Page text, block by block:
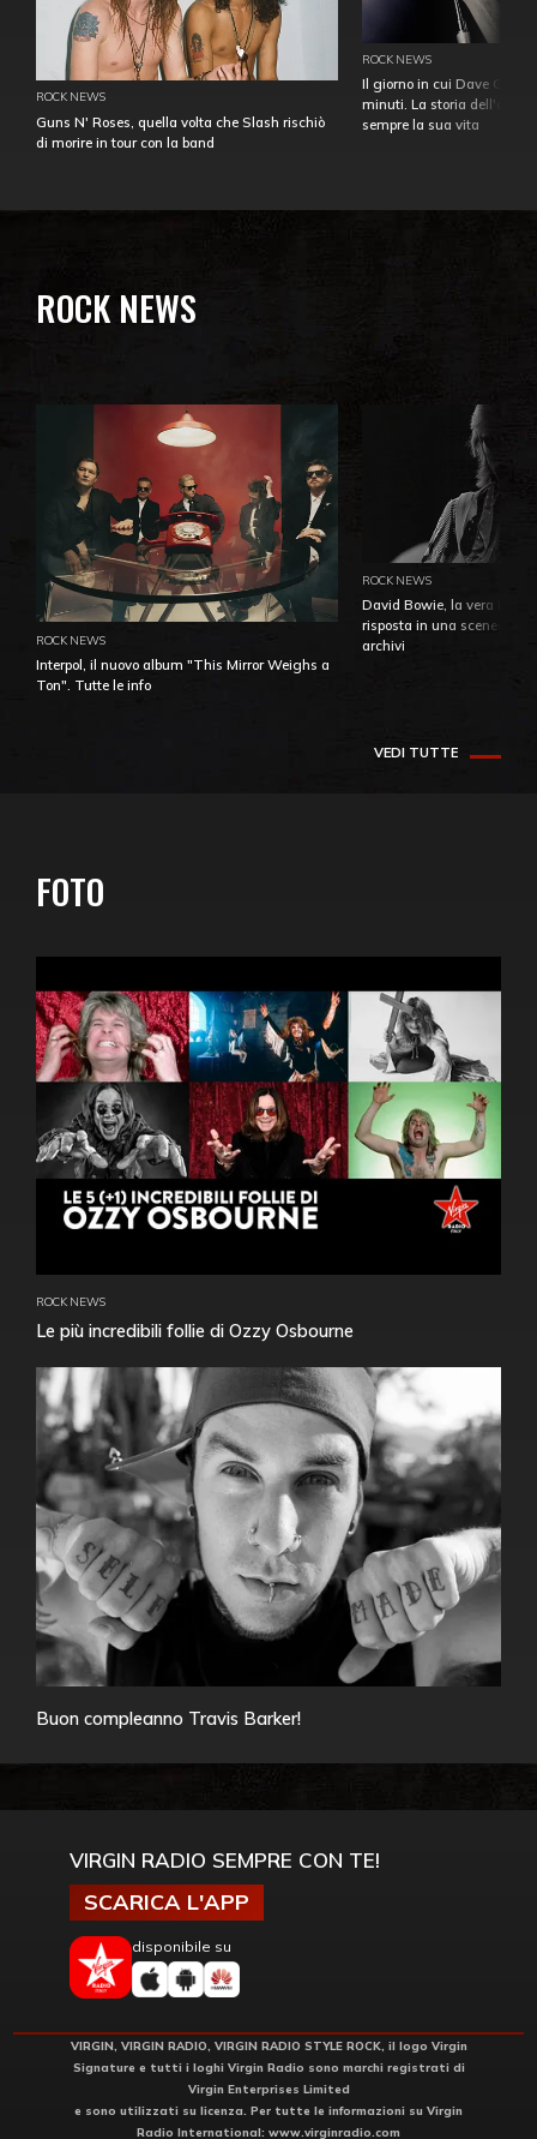
ROCK NEWS
Guns N' Roses, quella volta che Slash rischiò
di morire in tour con la band
ROCK NEWS
Il giorno in cui Dave
minuti. La storia
sempre la sua vita
ROCK NEWS
ROCK NEWS
Interpol, il nuovo album "This Mirror Weighs a
Ton". Tutte le info
ROCK NEWS
David Bowie, la vera
risposta in una
archivi
VEDI TUTTE
FOTO
ROCK NEWS
Le più incredibili follie di Ozzy Osbourne
Buon compleanno Travis Barker!
VIRGIN RADIO SEMPRE CON TE!
SCARICA L'APP
disponibile su
VIRGIN, VIRGIN RADIO, VIRGIN RADIO STYLE ROCK, il logo Virgin
Signature e tutti i loghi Virgin Radio sono marchi registrati di
Virgin Enterprises Limited
e sono utilizzati su licenza. Per tutte le informazioni su Virgin
Radio International: www.virginradio.com